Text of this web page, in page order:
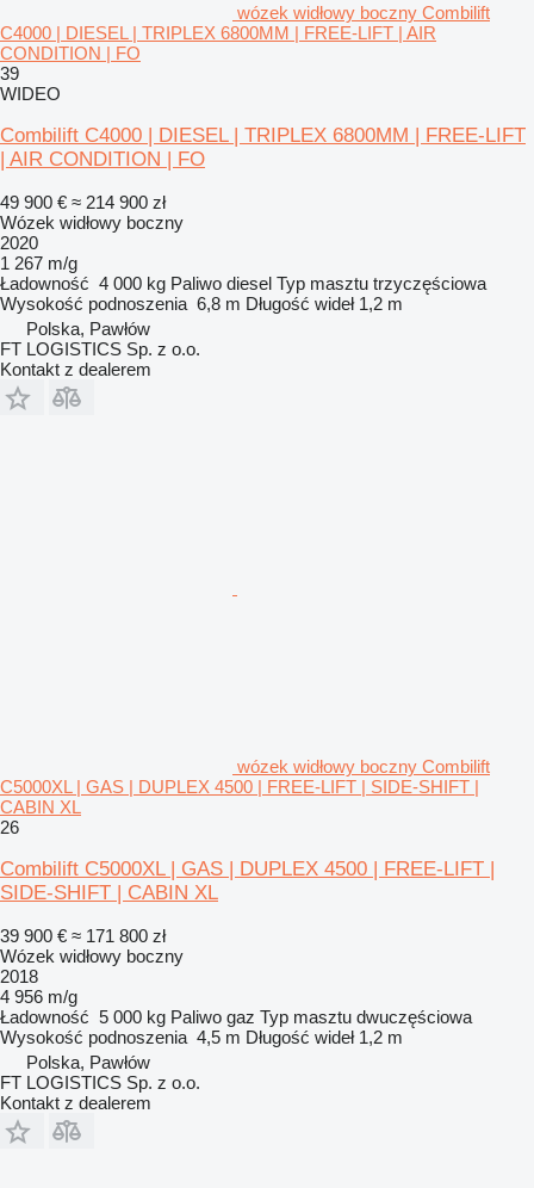
wózek widłowy boczny Combilift
C4000 | DIESEL | TRIPLEX 6800MM | FREE-LIFT | AIR
CONDITION | FO
39
WIDEO
Combilift C4000 | DIESEL | TRIPLEX 6800MM | FREE-LIFT
| AIR CONDITION | FO
49 900 € ≈ 214 900 zł
Wózek widłowy boczny
2020
1 267 m/g
Ładowność 4 000 kg Paliwo diesel Typ masztu trzyczęściowa
Wysokość podnoszenia 6,8 m Długość wideł 1,2 m
Polska, Pawłów
FT LOGISTICS Sp. z o.o.
Kontakt z dealerem
wózek widłowy boczny Combilift
C5000XL | GAS | DUPLEX 4500 | FREE-LIFT | SIDE-SHIFT |
CABIN XL
26
Combilift C5000XL | GAS | DUPLEX 4500 | FREE-LIFT |
SIDE-SHIFT | CABIN XL
39 900 € ≈ 171 800 zł
Wózek widłowy boczny
2018
4 956 m/g
Ładowność 5 000 kg Paliwo gaz Typ masztu dwuczęściowa
Wysokość podnoszenia 4,5 m Długość wideł 1,2 m
Polska, Pawłów
FT LOGISTICS Sp. z o.o.
Kontakt z dealerem